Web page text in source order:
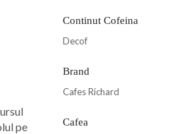
pe
Continut Cofeina
Decof
Brand
Cafes Richard
Cafea